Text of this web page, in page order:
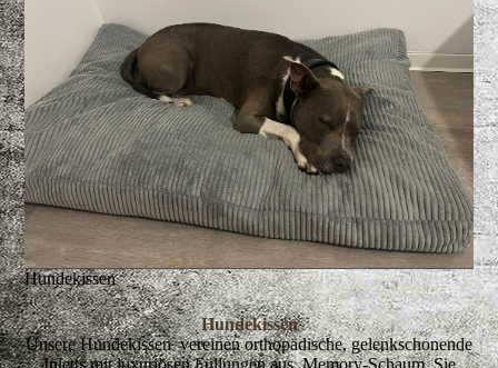
Hundekissen
Hundekissen
Unsere Hundekissen vereinen orthopädische, gelenkschonende
Inletts mit luxuriösen Füllungen aus Memory-Schaum. Sie